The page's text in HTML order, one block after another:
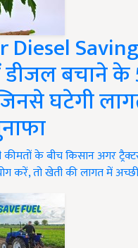
Diesel
डीजल बचाने
घटेगी
के बीच किसान अगर
करें, तो खेती की लागत में